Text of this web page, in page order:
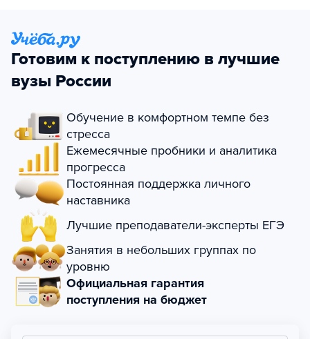
Готовим к поступлению в лучшие
вузы России
Обучение в комфортном темпе без
стресса
Ежемесячные пробники и аналитика
прогресса
Постоянная поддержка личного
наставника
Лучшие преподаватели-эксперты ЕГЭ
Занятия в небольших группах по
уровню
Официальная гарантия
поступления на бюджет